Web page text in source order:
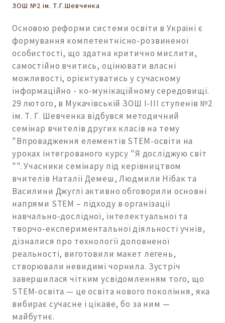
ЗОШ №2 ім. Т.Г.Шевченка
Основою реформи системи освіти в Україні є
формування компетентнісно-розвиненої
особистості, що здатна критично мислити,
самостійно вчитись, оцінювати власні
можливості, орієнтуватись у сучасному
інформаційно - ко-мунікаційному середовищі.
29 лютого, в Мукачівській ЗОШ І-ІІІ ступенів №2
ім. Т. Г. Шевченка відбувся методичний
семінар вчителів других класів на тему
"Впровадження елементів STEM-освіти на
уроках інтегрованого курсу "Я досліджую світ
"". Учасники семінару під керівництвом
вчителів Наталії Демеш, Людмили Нібак та
Василини Джуглі активно обговорили основні
напрями STEM – підходу в організації
навчально-дослідної, інтелектуальної та
творчо-експериментальної діяльності учнів,
дізналися про технології доповненої
реальності, виготовили макет легень,
створювали невидимі чорнила. Зустріч
завершилася чітким усвідомленням того, що
STEM-освіта — це освіта нового покоління, яка
вибирає сучасне і цікаве, бо за ним —
майбутнє.